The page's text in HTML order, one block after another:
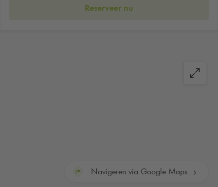
Reserveer nu
Navigeren via Google Maps